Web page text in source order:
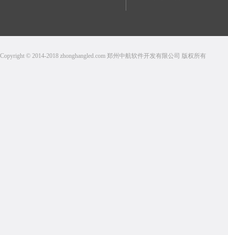
Copyright © 2014-2018 zhonghangled.com 郑州中航软件开发有限公司 版权所有